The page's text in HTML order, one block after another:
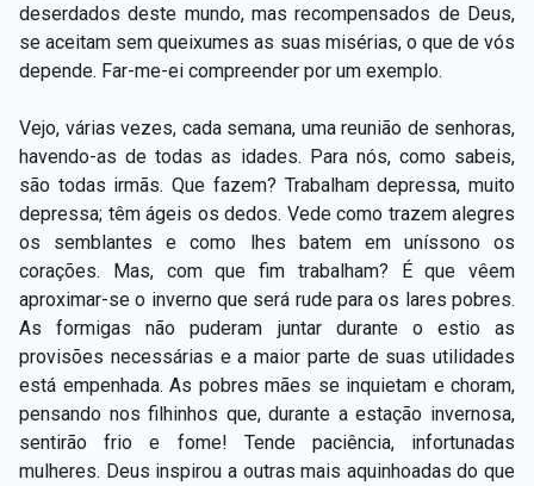
deserdados deste mundo, mas recompensados de Deus,
se aceitam sem queixumes as suas misérias, o que de vós
depende. Far-me-ei compreender por um exemplo.
Vejo, várias vezes, cada semana, uma reunião de senhoras,
havendo-as de todas as idades. Para nós, como sabeis,
são todas irmãs. Que fazem? Trabalham depressa, muito
depressa; têm ágeis os dedos. Vede como trazem alegres
os semblantes e como lhes batem em uníssono os
corações. Mas, com que fim trabalham? É que vêem
aproximar-se o inverno que será rude para os lares pobres.
As formigas não puderam juntar durante o estio as
provisões necessárias e a maior parte de suas utilidades
está empenhada. As pobres mães se inquietam e choram,
pensando nos filhinhos que, durante a estação invernosa,
sentirão frio e fome! Tende paciência, infortunadas
mulheres. Deus inspirou a outras mais aquinhoadas do que